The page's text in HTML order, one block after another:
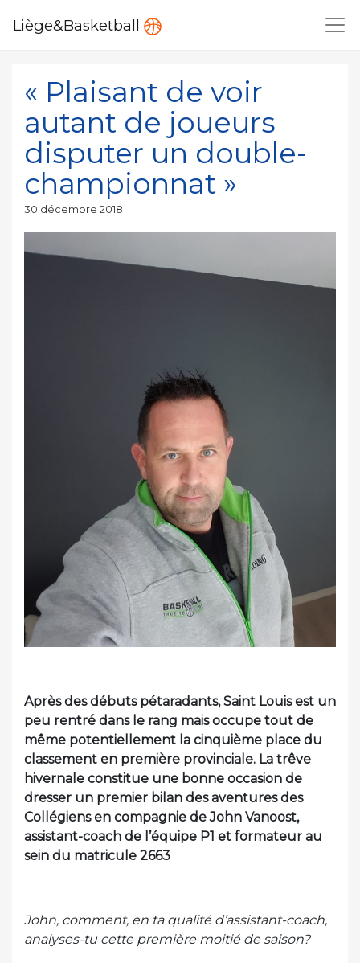
Liège&Basketball
« Plaisant de voir
autant de joueurs
disputer un double-
championnat »
Publié
30 décembre 2018
Après des débuts pétaradants, Saint Louis est un
peu rentré dans le rang mais occupe tout de
même potentiellement la cinquième place du
classement en première provinciale. La trêve
hivernale constitue une bonne occasion de
dresser un premier bilan des aventures des
Collégiens en compagnie de John Vanoost,
assistant-coach de l’équipe P1 et formateur au
sein du matricule 2663
John, comment, en ta qualité d’assistant-coach,
analyses-tu cette première moitié de saison?